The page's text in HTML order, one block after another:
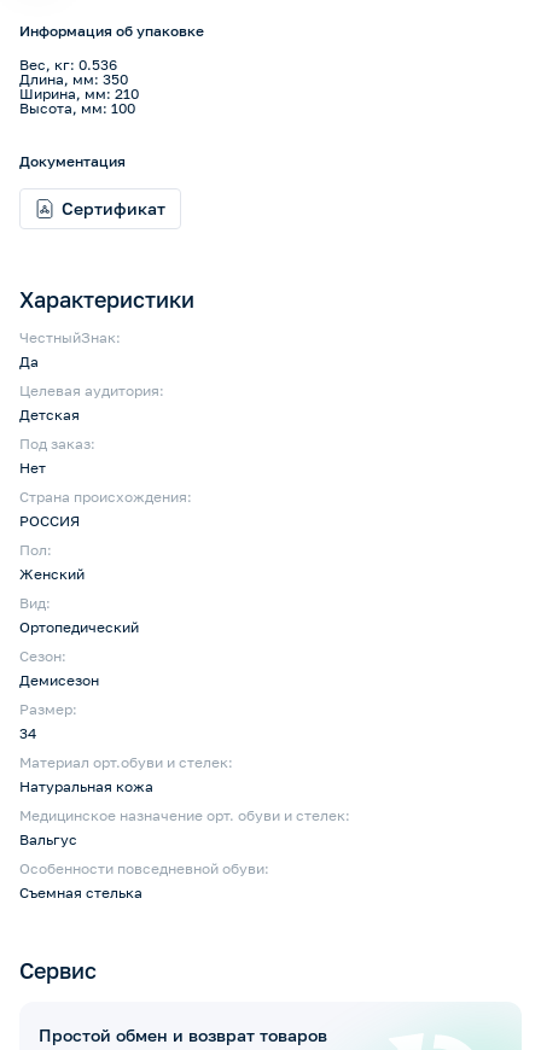
Характеристики
ЧестныйЗнак:
Да
Целевая аудитория:
Детская
Под заказ:
Нет
Страна происхождения:
РОССИЯ
Пол:
Женский
Вид:
Ортопедический
Сезон:
Демисезон
Размер:
34
Материал орт.обуви и стелек:
Натуральная кожа
Медицинское назначение орт. обуви и стелек:
Вальгус
Особенности повседневной обуви:
Съемная стелька
Информация об упаковке
Вес, кг: 0.536
Длина, мм: 350
Ширина, мм: 210
Высота, мм: 100
Документация
Сертификат
Сервис
Простой обмен и возврат товаров